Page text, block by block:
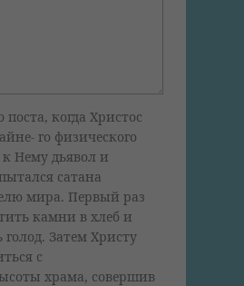
когда Христос
го физического
Нему дьявол и
сатана
мира. Первый раз
камни в хлеб и
Затем Христу
с
храма, совершив